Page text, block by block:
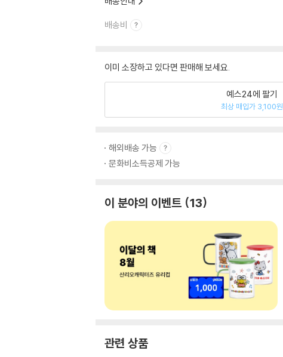
배송비
이미 소장하고 있다면 판매해 보세요.
예스24에 팔기
최상 매입가 3,100원
해외배송 가능
문화비소득공제 가능
이 분야의 이벤트 13
관련 상품